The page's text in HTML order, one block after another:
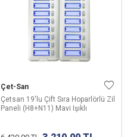
Çet-San
Çetsan 19'lu Çift Sıra Hoparlörlü Zil
Paneli (H8+N11) Mavi Işıklı